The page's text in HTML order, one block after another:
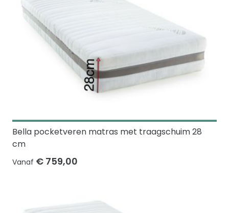
Bella pocketveren matras met traagschuim 28
cm
Vanaf € 759,00